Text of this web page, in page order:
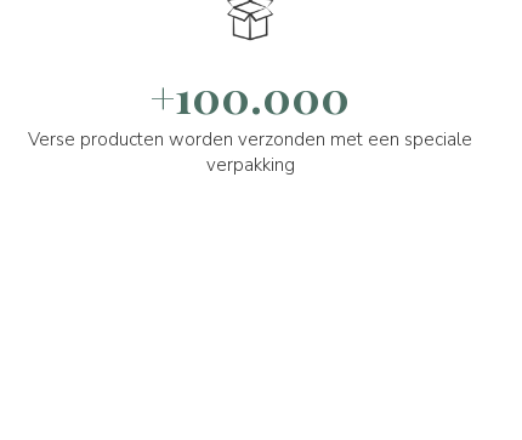
+100.000
Verse producten worden verzonden met een speciale
verpakking